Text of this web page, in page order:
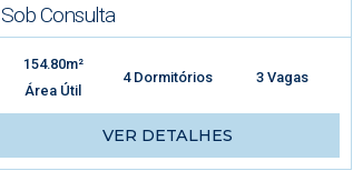
Sob Consulta
154.80m²
Área Útil
4 Dormitórios 3 Vagas
VER DETALHES